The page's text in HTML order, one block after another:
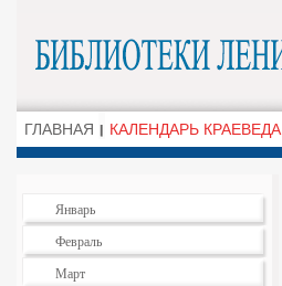
ГЛАВНАЯ КАЛЕНДАРЬ КРАЕВЕДА
Январь
Февраль
Март